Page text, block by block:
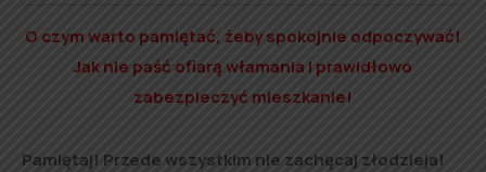
O czym warto pamiętać, żeby spokojnie odpoczywać!
Jak nie paść ofiarą włamania i prawidłowo
zabezpieczyć mieszkanie!
Pamiętaj! Przede wszystkim nie zachęcaj złodzieja!